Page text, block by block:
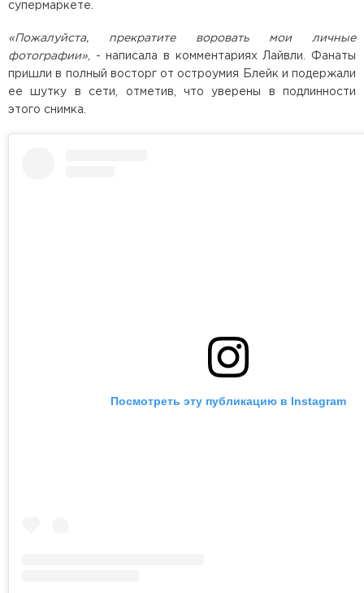
супермаркете.
«Пожалуйста, прекратите воровать мои личные
фотографии», - написала в комментариях Лайвли. Фанаты
пришли в полный восторг от остроумия Блейк и подержали
ее шутку в сети, отметив, что уверены в подлинности
этого снимка.
Посмотреть эту публикацию в Instagram